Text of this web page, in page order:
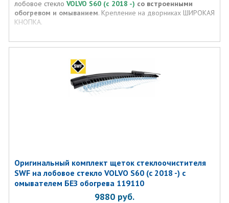
лобовое стекло VOLVO S60 (с 2018 -) со встроенными
обогревом и омыванием. Крепление на дворниках ШИРОКАЯ
КНОПКА.
Оригинальный комплект щеток стеклоочистителя
SWF на лобовое стекло VOLVO S60 (с 2018 -) с
омывателем БЕЗ обогрева 119110
9880 руб.